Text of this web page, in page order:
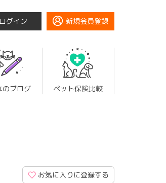
ログイン 新規会員登録
のブログ ペット保険比較
お気に入りに登録する